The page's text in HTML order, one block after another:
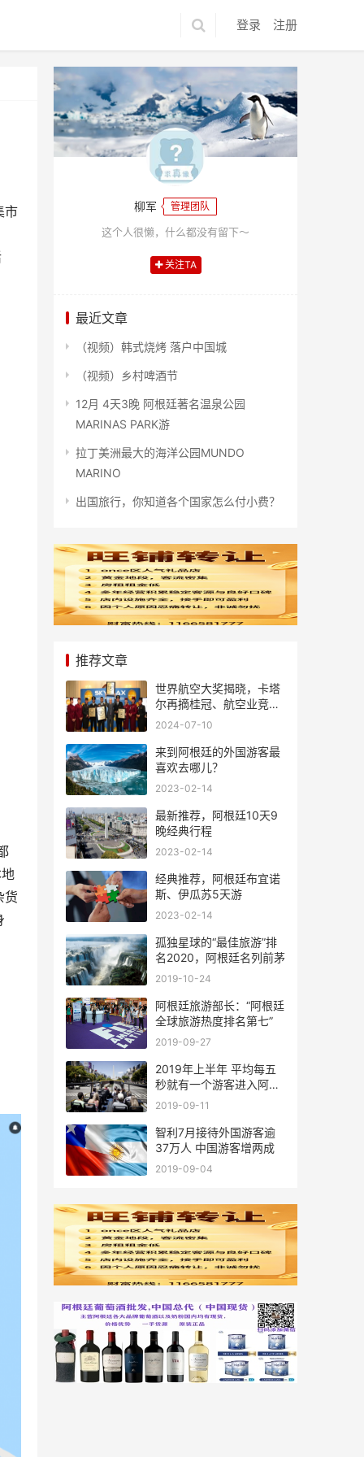
登录 注册
市
货
柳军 管理团队
这个人很懒，什么都没有留下～
关注TA
最近文章
（视频）韩式烧烤 落户中国城
（视频）乡村啤酒节
12月 4天3晚 阿根廷著名温泉公园
MARINAS PARK游
拉丁美洲最大的海洋公园MUNDO
MARINO
出国旅行，你知道各个国家怎么付小费？
推荐文章
世界航空大奖揭晓，卡塔
尔再摘桂冠、航空业竞争
风起云涌
2024-07-10
来到阿根廷的外国游客最
喜欢去哪儿？
2023-02-14
最新推荐，阿根廷10天9
晚经典行程
2023-02-14
经典推荐，阿根廷布宜诺
斯、伊瓜苏5天游
2023-02-14
孤独星球的“最佳旅游”排
名2020，阿根廷名列前茅
2019-10-24
阿根廷旅游部长：“阿根廷
全球旅游热度排名第七”
2019-09-27
2019年上半年 平均每五
秒就有一个游客进入阿根
廷
2019-09-11
智利7月接待外国游客逾
37万人 中国游客增两成
2019-09-04